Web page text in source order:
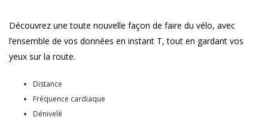
Découvrez une toute nouvelle façon de faire du vélo, avec
l’ensemble de vos données en instant T, tout en gardant vos
yeux sur la route.
Distance
Fréquence cardiaque
Dénivelé